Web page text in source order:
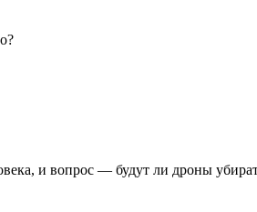
и вопрос — будут ли дроны